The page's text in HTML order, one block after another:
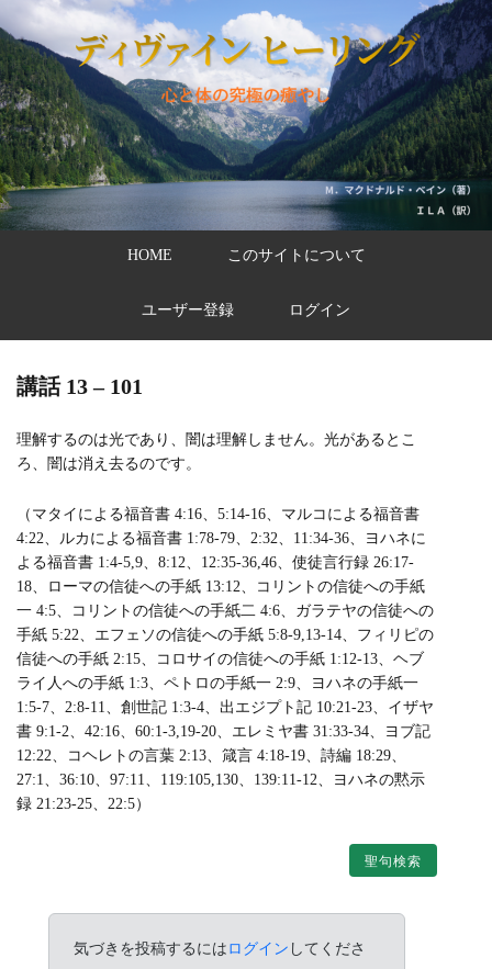
HOME このサイトについて
ユーザー登録 ログイン
講話 13 – 101
理解するのは光であり、闇は理解しません。光があるとこ
ろ、闇は消え去るのです。
（マタイによる福音書 4:16、5:14-16、マルコによる福音書
4:22、ルカによる福音書 1:78-79、2:32、11:34-36、ヨハネに
よる福音書 1:4-5,9、8:12、12:35-36,46、使徒言行録 26:17-
18、ローマの信徒への手紙 13:12、コリントの信徒への手紙
一 4:5、コリントの信徒への手紙二 4:6、ガラテヤの信徒への
手紙 5:22、エフェソの信徒への手紙 5:8-9,13-14、フィリピの
信徒への手紙 2:15、コロサイの信徒への手紙 1:12-13、ヘブ
ライ人への手紙 1:3、ペトロの手紙一 2:9、ヨハネの手紙一
1:5-7、2:8-11、創世記 1:3-4、出エジプト記 10:21-23、イザヤ
書 9:1-2、42:16、60:1-3,19-20、エレミヤ書 31:33-34、ヨブ記
12:22、コヘレトの言葉 2:13、箴言 4:18-19、詩編 18:29、
27:1、36:10、97:11、119:105,130、139:11-12、ヨハネの黙示
録 21:23-25、22:5）
聖句検索
気づきを投稿するにはログイン してくださ